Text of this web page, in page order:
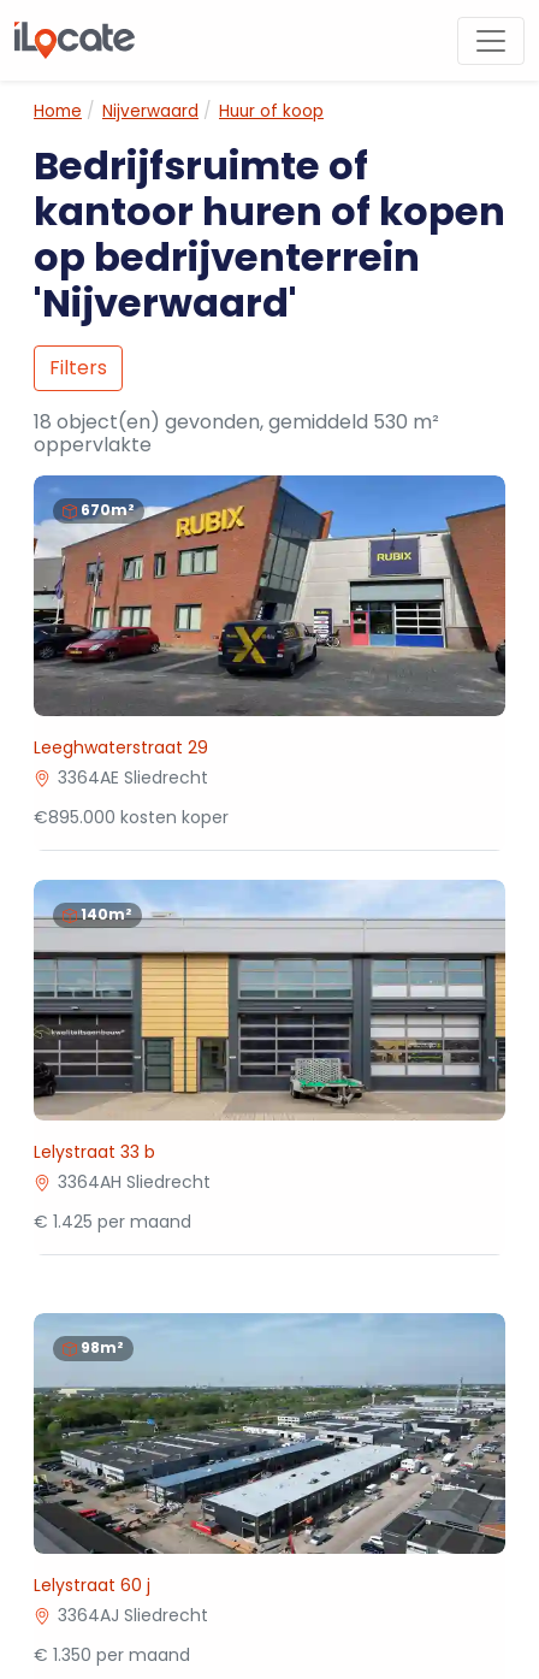
Home Nijverwaard Huur of koop
Bedrijfsruimte of
kantoor huren of kopen
op bedrijventerrein
'Nijverwaard'
Filters
18 object(en) gevonden, gemiddeld 530 m²
oppervlakte
670m²
Leeghwaterstraat 29
3364AE Sliedrecht
€895.000 kosten koper
140m²
Lelystraat 33 b
3364AH Sliedrecht
€ 1.425 per maand
98m²
Lelystraat 60 j
3364AJ Sliedrecht
€ 1.350 per maand